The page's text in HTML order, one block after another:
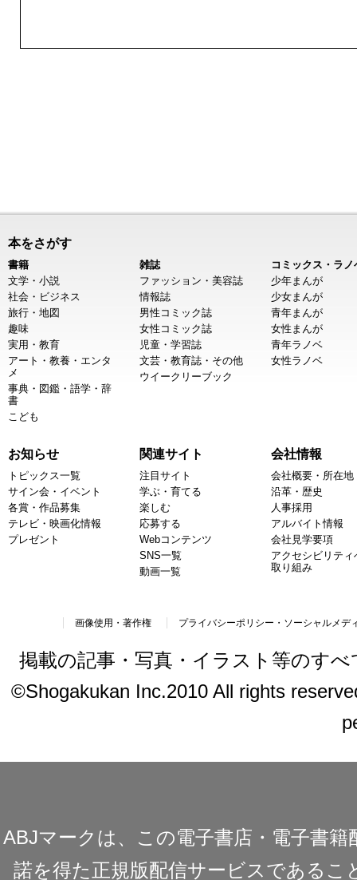
本をさがす
書籍
文学・小説
社会・ビジネス
旅行・地図
趣味
実用・教育
アート・教養・エンタ
メ
事典・図鑑・語学・辞
書
こども
雑誌
ファッション・美容誌
情報誌
男性コミック誌
女性コミック誌
児童・学習誌
文芸・教育誌・その他
ウイークリーブック
コミックス・ラノ
少年まんが
少女まんが
青年まんが
女性まんが
青年ラノベ
女性ラノベ
お知らせ
トピックス一覧
サイン会・イベント
各賞・作品募集
テレビ・映画化情報
プレゼント
関連サイト
注目サイト
学ぶ・育てる
楽しむ
応募する
Webコンテンツ
SNS一覧
動画一覧
会社情報
会社概要・所在地
沿革・歴史
人事採用
アルバイト情報
会社見学要項
アクセシビリティ
取り組み
画像使用・著作権 プライバシーポリシー・ソーシャルメデ
掲載の記事・写真・イラスト等のす
©Shogakukan Inc.2010 All rights
ABJマークは、この電子書店・電子書
諾を得た正規版配信サービスであるこ